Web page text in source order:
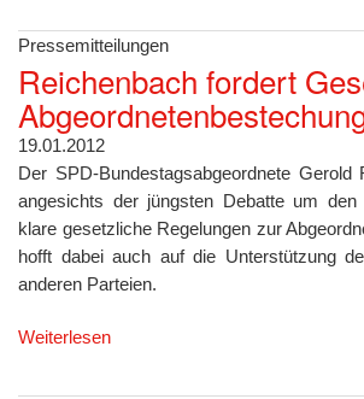
Pressemitteilungen
Reichenbach fordert
19.01.2012
Der SPD-Bundestagsabgeordnete Gerold
angesichts der jüngsten Debatte um den
klare gesetzliche Regelungen zur
hofft dabei auch auf die Unterstützung
anderen Parteien.
Weiterlesen